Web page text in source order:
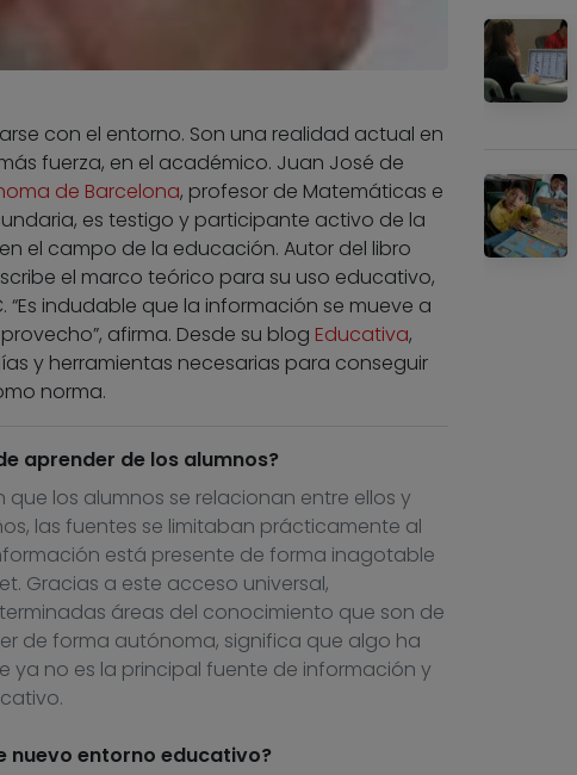
con el entorno. Son una realidad actual en
fuerza, en el académico. Juan José de
de Barcelona, profesor de Matemáticas e
es testigo y participante activo de la
el campo de la educación. Autor del libro
el marco teórico para su uso educativo,
indudable que la información se mueve a
afirma. Desde su blog Educativa,
y herramientas necesarias para conseguir
norma.
aprender de los alumnos?
los alumnos se relacionan entre ellos y
las fuentes se limitaban prácticamente al
está presente de forma inagotable
Gracias a este acceso universal,
áreas del conocimiento que son de
de forma autónoma, significa que algo ha
ya no es la principal fuente de información y
nuevo entorno educativo?